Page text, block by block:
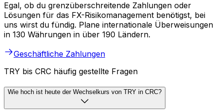
Egal, ob du grenzüberschreitende Zahlungen oder
Lösungen für das FX-Risikomanagement benötigst, bei
uns wirst du fündig. Plane internationale Überweisungen
in 130 Währungen in über 190 Ländern.
Geschäftliche Zahlungen
TRY bis CRC häufig gestellte Fragen
Wie hoch ist heute der Wechselkurs von TRY in CRC?